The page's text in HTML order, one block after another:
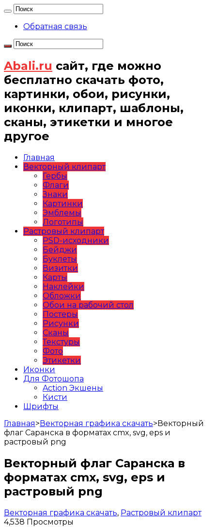
Обратная связь
Abali.ru сайт, где можно
бесплатно скачать фото,
картинки, обои, рисунки,
иконки, клипарт, шаблоны,
сканы, этикетки и многое
другое
Главная
Векторный клипарт
Гербы
Флаги
Знаки
Картинки
Эмблемы
Логотипы
Растровый клипарт
PSD-исходники
Бейджи
Буклеты
Визитки
Карты
Наклейки
Обложки
Обои на рабочий стол
Постеры
Рисунки
Сканы
Текстуры
Фото
Этикетки
Иконки
Для Фотошопа
Action Экшены
Кисти
Шрифты
Главная>Векторная графика скачать>Векторный
флаг Саранска в форматах cmx, svg, eps и
растровый png
Векторный флаг Саранска в
форматах cmx, svg, eps и
растровый png
Векторная графика скачать, Растровый клипарт
4,538 Просмотры